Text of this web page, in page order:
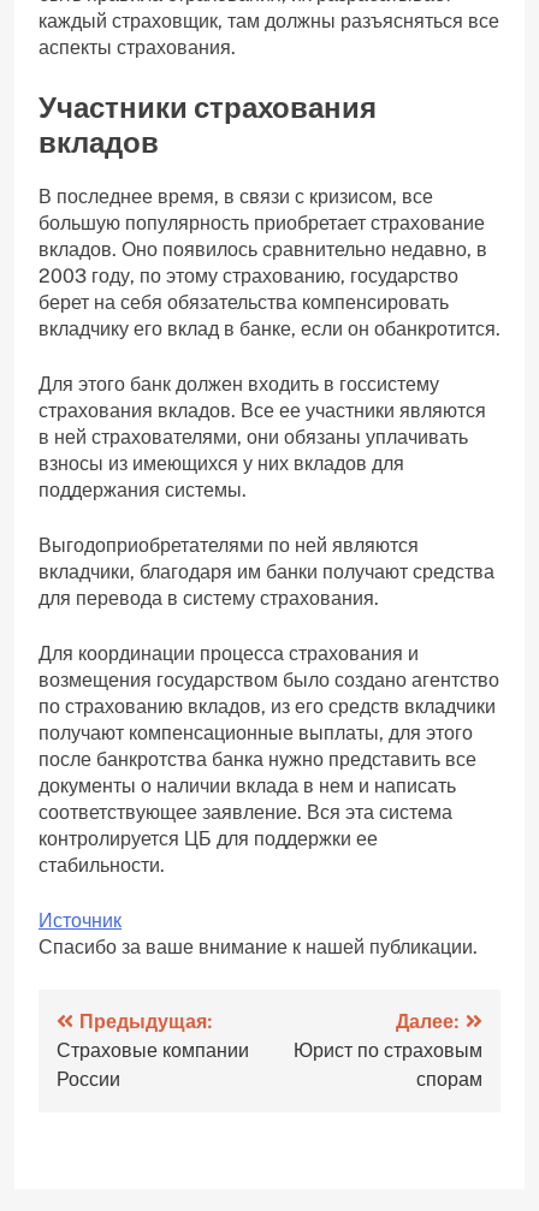
каждый страховщик, там должны разъясняться все
аспекты страхования.
Участники страхования
вкладов
В последнее время, в связи с кризисом, все
большую популярность приобретает страхование
вкладов. Оно появилось сравнительно недавно, в
2003 году, по этому страхованию, государство
берет на себя обязательства компенсировать
вкладчику его вклад в банке, если он обанкротится.
Для этого банк должен входить в госсистему
страхования вкладов. Все ее участники являются
в ней страхователями, они обязаны уплачивать
взносы из имеющихся у них вкладов для
поддержания системы.
Выгодоприобретателями по ней являются
вкладчики, благодаря им банки получают средства
для перевода в систему страхования.
Для координации процесса страхования и
возмещения государством было создано агентство
по страхованию вкладов, из его средств вкладчики
получают компенсационные выплаты, для этого
после банкротства банка нужно представить все
документы о наличии вклада в нем и написать
соответствующее заявление. Вся эта система
контролируется ЦБ для поддержки ее
стабильности.
Источник
Спасибо за ваше внимание к нашей публикации.
Навигация
по
Предыдущая:
Страховые компании
России
Далее:
Юрист по страховым
спорам